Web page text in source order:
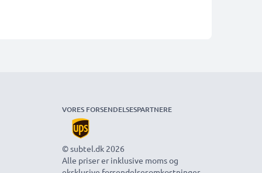
VORES FORSENDELSESPARTNERE
© subtel.dk 2026
Alle priser er inklusive moms og